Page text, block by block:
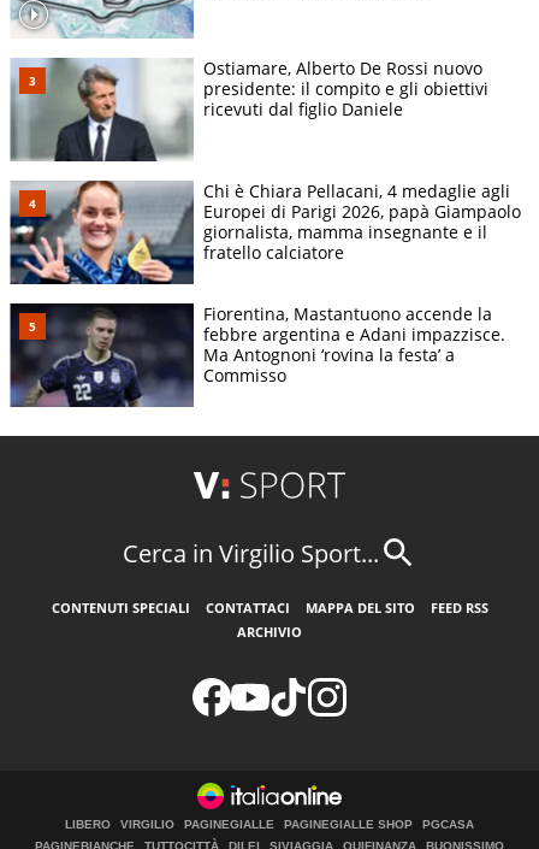
Ostiamare, Alberto De Rossi nuovo
presidente: il compito e gli obiettivi
ricevuti dal figlio Daniele
Chi è Chiara Pellacani, 4 medaglie agli
Europei di Parigi 2026, papà Giampaolo
giornalista, mamma insegnante e il
fratello calciatore
Fiorentina, Mastantuono accende la
febbre argentina e Adani impazzisce.
Ma Antognoni ‘rovina la festa’ a
Commisso
Cerca in Virgilio Sport...
CONTENUTI SPECIALI CONTATTACI MAPPA DEL SITO
FEED RSS
ARCHIVIO
LIBERO VIRGILIO PAGINEGIALLE PAGINEGIALLE SHOP
PGCASA